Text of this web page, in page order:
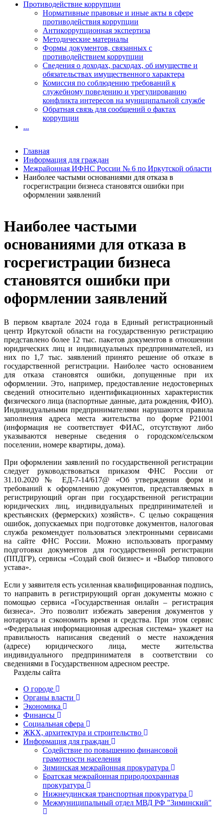
Наиболее частыми
основаниями для отказа в
госрегистрации бизнеса
становятся ошибки при
оформлении заявлений
В первом квартале 2024 года в Единый регистрационный
центр Иркутской области на государственную регистрацию
представлено более 12 тыс. пакетов документов в отношении
юридических лиц и индивидуальных предпринимателей, из
них по 1,7 тыс. заявлений принято решение об отказе в
государственной регистрации. Наиболее часто основанием
для отказа становятся ошибки, допущенные при их
оформлении. Это, например, предоставление недостоверных
сведений относительно идентификационных характеристик
физического лица (паспортные данные, дата рождения, ФИО).
Индивидуальными предпринимателями нарушаются правила
заполнения адреса места жительства по форме Р21001
(информация не соответствует ФИАС, отсутствуют либо
указываются неверные сведения о городском/сельском
поселении, номере квартиры, дома).
При оформлении заявлений по государственной регистрации
следует руководствоваться приказом ФНС России от
31.10.2020 № ЕД-7-14/617@ «Об утверждении форм и
требований к оформлению документов, представляемых в
регистрирующий орган при государственной регистрации
юридических лиц, индивидуальных предпринимателей и
крестьянских (фермерских) хозяйств». С целью сокращения
ошибок, допускаемых при подготовке документов, налоговая
служба рекомендует пользоваться электронными сервисами
на сайте ФНС России. Можно использовать программу
подготовки документов для государственной регистрации
(ППДГР), сервисы «Создай свой бизнес» и «Выбор типового
устава».
Если у заявителя есть усиленная квалифицированная подпись,
то направить в регистрирующий орган документы можно с
помощью сервиса «Государственная онлайн – регистрация
бизнеса». Это позволит избежать заверения документов у
нотариуса и сэкономить время и средства. При этом сервис
«Федеральная информационная адресная система» укажет на
правильность написания сведений о месте нахождения
(адресе) юридического лица, месте жительства
индивидуального предпринимателя в соответствии со
сведениями в Государственном адресном реестре.
Разделы сайта
О городе
Органы власти
Экономика
Финансы
Социальная сфера
ЖКХ, архитектура и строительство
Информация для граждан
Содействие по повышению финансовой
грамотности населения
Зиминская межрайонная прокуратура
Братская межрайонная природоохранная
прокуратура
Нижнеудинская транспортная прокуратура
Межмуниципальный отдел МВД РФ "Зиминский"
Противодействие коррупции
Нормативные правовые и иные акты в сфере
противодействия коррупции
Антикоррупционная экспертиза
Методические материалы
Формы документов, связанных с
противодействием коррупции
Сведения о доходах, расходах, об имуществе и
обязательствах имущественного характера
Комиссия по соблюдению требований к
служебному поведению и урегулированию
конфликта интересов на муниципальной службе
Обратная связь для сообщений о фактах
коррупции
...
Главная
Информация для граждан
Межрайонная ИФНС России № 6 по Иркутской области
Наиболее частыми основаниями для отказа в
госрегистрации бизнеса становятся ошибки при
оформлении заявлений